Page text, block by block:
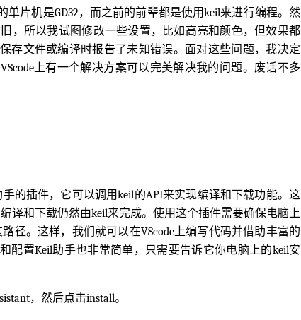
片机是GD32，而之前的前辈都是使用keil来进行编程。然
，所以我试图修改一些设置，比如高亮和颜色，但效果都
存文件或编译时报告了未知错误。面对这些问题，我决定
上有一个解决方案可以完美解决我的问题。废话不多
手的插件，它可以调用keil的API来实现编译和下载功能。这
译和下载仍然由keil来完成。使用这个插件需要确保电脑上
径。这样，我们就可以在VScode上编写代码并借助丰富的
配置Keil助手也非常简单，只需要告诉它你电脑上的keil安
，然后点击install。